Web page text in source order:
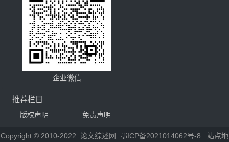
企业微信
推荐栏目
版权声明 免责声明
Copyright © 2010-2022 论文综述网 鄂ICP备2021014062号-8 站点地